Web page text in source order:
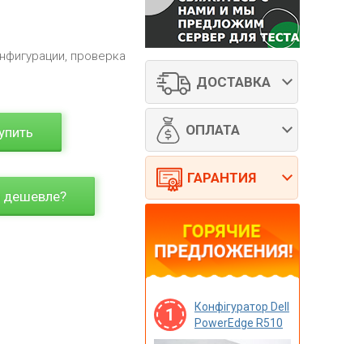
проверка
дешевле?
ДОСТАВКА
ОПЛАТА
ГАРАНТИЯ
1
Конфігуратор Dell
PowerEdge R510